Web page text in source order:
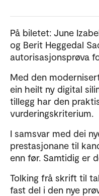
På biletet: June
og Berit Heggedal
autorisasjonsprøva
Med den
ein heilt ny digital
tillegg har den
vurderingskriterium.
I samsvar med dei
prestasjonane til
enn før. Samtidig er
Tolking frå skrift til
fast del i den nye